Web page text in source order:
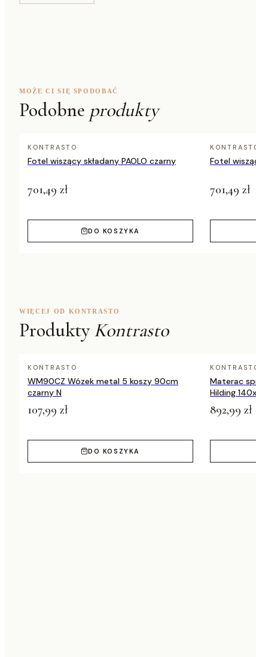
Stół (rozłożony)
Stół (złożony)
Krzesło 54 x 37 x
MOŻE CI SIĘ SPODOBAĆ
Podobne produkty
KONTRASTO
Fotel wiszący składany PAOLO czarny
701,49 zł
DO KOSZYKA
Fotel
701,49 zł
WIĘCEJ OD KONTRASTO
Produkty Kontrasto
KONTRASTO
WM90CZ Wózek metal 5 koszy 90cm
czarny N
107,99 zł
DO KOSZYKA
Materac
Hilding
892,99 zł